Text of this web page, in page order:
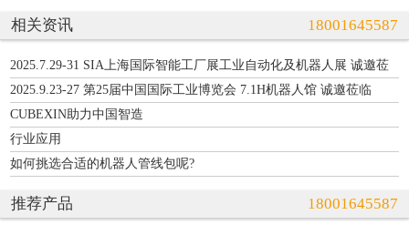
相关资讯 18001645587
2025.7.29-31 SIA上海国际智能工厂展工业自动化及机器人展 诚邀莅
临 3-C04
2025.9.23-27 第25届中国国际工业博览会 7.1H机器人馆 诚邀莅临
A036
CUBEXIN助力中国智造
行业应用
如何挑选合适的机器人管线包呢?
推荐产品 18001645587